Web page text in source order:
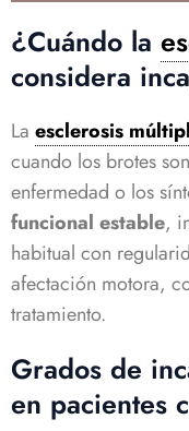
¿Cuándo la
considera
La esclerosis
cuando los brotes
enfermedad o los
funcional estable,
habitual con
afectación motora,
tratamiento.
Grados de
en pacientes